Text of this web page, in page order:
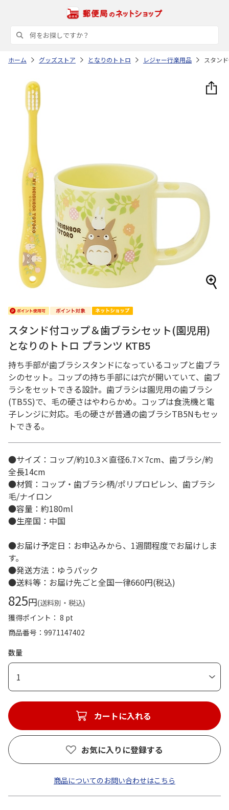
ホーム グッズストア となりのトトロ レジャー行楽用品 スタン
スタンド付コップ＆歯ブラシセット(園児用)
となりのトトロ プランツ KTB5
持ち手部が歯ブラシスタンドになっているコップと歯ブラ
シのセット。コップの持ち手部には穴が開いていて、歯ブ
ラシをセットできる設計。歯ブラシは園児用の歯ブラシ
(TB5S)で、毛の硬さはやわらかめ。コップは食洗機と電
子レンジに対応。毛の硬さが普通の歯ブラシTB5Nもセッ
トできる。
●サイズ：コップ/約10.3×直径6.7×7cm、歯ブラシ/約
全長14cm
●材質：コップ・歯ブラシ柄/ポリプロピレン、歯ブラシ
毛/ナイロン
●容量：約180ml
●生産国：中国
●お届け予定日：お申込みから、1週間程度でお届けしま
す。
●発送方法：ゆうパック
●送料等：お届け先ごと全国一律660円(税込)
825円(送料別・税込)
獲得ポイント： 8 pt
商品番号
9971147402
数量
1
カートに入れる
お気に入りに登録する
商品についてのお問い合わせはこちら